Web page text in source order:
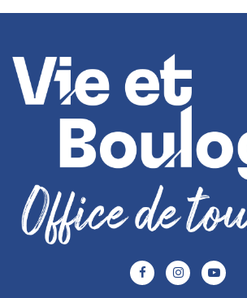
Lien
vers
Lien
vers
Lien